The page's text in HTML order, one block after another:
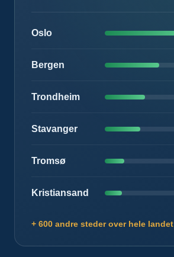
Oslo
Bergen
Trondheim
Stavanger
Tromsø
Kristiansand
+ 600 andre steder over hele landet